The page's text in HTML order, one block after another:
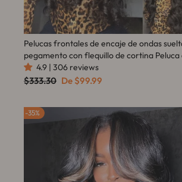
Pelucas frontales de encaje de ondas
pegamento con flequillo de cortina Peluca
encaje HD transparente con ondas
para mujeres No se necesita código -
4.9 | 306 reviews
Precio
$333.30 Precio
De $99.99
35%